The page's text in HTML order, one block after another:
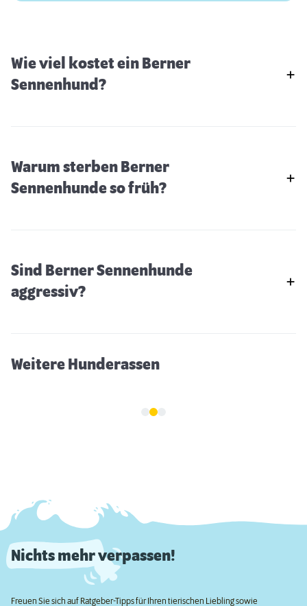
Wie viel kostet ein Berner
Sennenhund?
Warum sterben Berner
Sennenhunde so früh?
Sind Berner Sennenhunde
aggressiv?
Weitere Hunderassen
Broholmer
Nichts mehr verpassen!
Freuen Sie sich auf Ratgeber-Tipps für Ihren tierischen Liebling sowie